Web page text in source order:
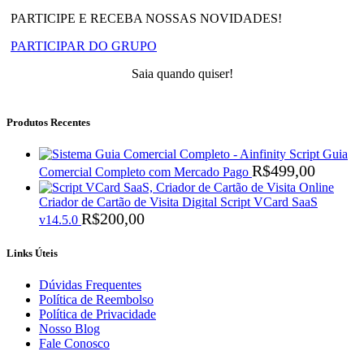
PARTICIPE E RECEBA NOSSAS NOVIDADES!
PARTICIPAR DO GRUPO
Saia quando quiser!
Produtos Recentes
Script Guia
Comercial Completo com Mercado Pago R$499,00
Criador de Cartão de Visita Digital Script VCard SaaS
v14.5.0 R$200,00
Links Úteis
Dúvidas Frequentes
Política de Reembolso
Política de Privacidade
Nosso Blog
Fale Conosco